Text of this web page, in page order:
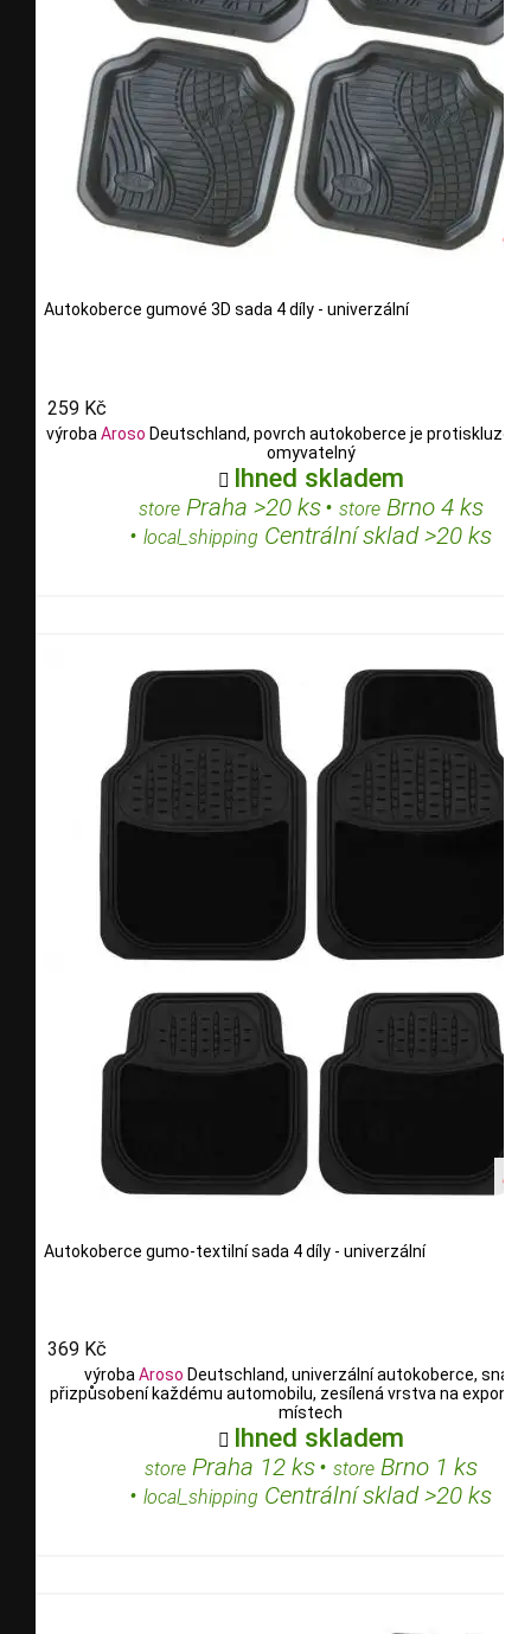
Autokoberce gumové 3D sada 4 díly - univerzální
259 Kč
výroba Aroso Deutschland, povrch autokoberce je
omyvatelný
 Ihned skladem
storePraha >20 ks• storeBrno 4 ks
• local_shipping Centrální sklad >20 ks
Autokoberce gumo-textilní sada 4 díly - univerzální
369 Kč
výrobaAroso Deutschland, univerzální autokoberce,
přizpůsobení každému automobilu, zesílená vrstva na
místech
 Ihned skladem
storePraha 12 ks• storeBrno 1 ks
• local_shipping Centrální sklad >20 ks